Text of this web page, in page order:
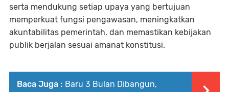
serta mendukung setiap upaya yang bertujuan
memperkuat fungsi pengawasan, meningkatkan
akuntabilitas pemerintah, dan memastikan kebijakan
publik berjalan sesuai amanat konstitusi.
Baca Juga : Baru 3 Bulan Dibangun,